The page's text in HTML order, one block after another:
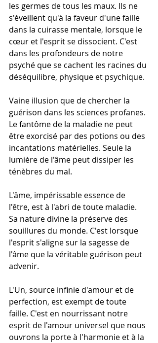
les germes de tous les maux. Ils ne
s'éveillent qu'à la faveur d'une faille
dans la cuirasse mentale, lorsque le
cœur et l'esprit se dissocient. C'est
dans les profondeurs de notre
psyché que se cachent les racines du
déséquilibre, physique et psychique.
Vaine illusion que de chercher la
guérison dans les sciences profanes.
Le fantôme de la maladie ne peut
être exorcisé par des potions ou des
incantations matérielles. Seule la
lumière de l'âme peut dissiper les
ténèbres du mal.
L'âme, impérissable essence de
l'être, est à l'abri de toute maladie.
Sa nature divine la préserve des
souillures du monde. C'est lorsque
l'esprit s'aligne sur la sagesse de
l'âme que la véritable guérison peut
advenir.
L'Un, source infinie d'amour et de
perfection, est exempt de toute
faille. C'est en nourrissant notre
esprit de l'amour universel que nous
ouvrons la porte à l'harmonie et à la